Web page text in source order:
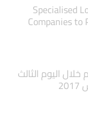
1,235
Companies to
درهم خلال اليوم الثالث